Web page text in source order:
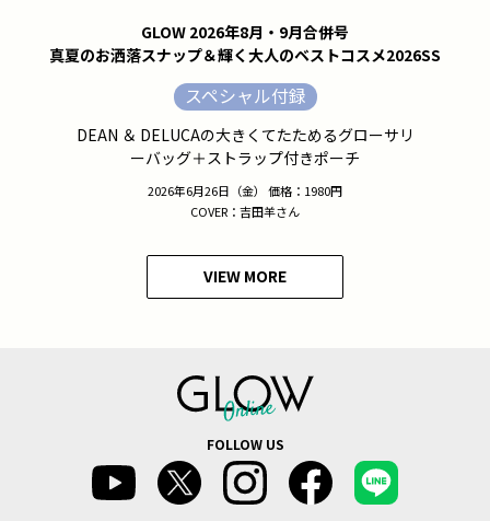
GLOW 2026年8月・9月合併号
真夏のお洒落スナップ＆輝く大人のベストコスメ2026SS
スペシャル付録
DEAN ＆ DELUCAの大きくてたためるグローサリ
ーバッグ＋ストラップ付きポーチ
2026年6月26日（金） 価格：1980円
COVER：吉田羊さん
VIEW MORE
FOLLOW US